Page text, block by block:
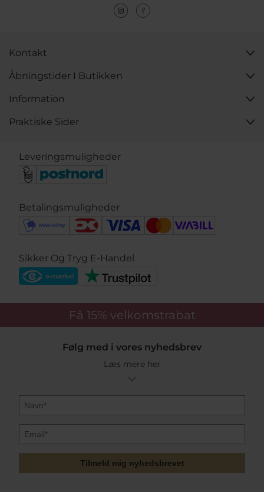
Kontakt
Åbningstider I Butikken
Information
Praktiske Sider
Leveringsmuligheder
Betalingsmuligheder
Sikker Og Tryg E-Handel
Få 15% velkomstrabat
Følg med i vores nyhedsbrev
Læs mere her
Tilmeld mig nyhedsbrevet